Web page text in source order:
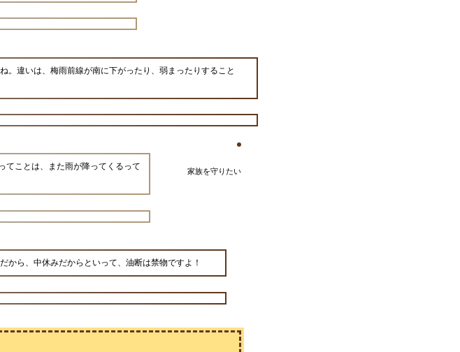
。違いは、梅雨前線が南に下がったり、弱まったりすること
家族を守りたい
てことは、また雨が降ってくるって
から、中休みだからといって、油断は禁物ですよ！